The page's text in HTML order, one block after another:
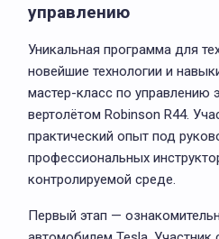
управлению
Уникальная программа для
новейшие технологии и
мастер-класс по управлению
вертолётом Robinson R44.
практический опыт под
профессиональных
контролируемой среде.
Первый этап —